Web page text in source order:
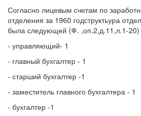
Согласно лицевым счетам по
отделения за 1960 годструктьура
была следующей (Ф. ,оп.2,д.11,л.1-20)
- управляющий- 1
- главный бухгалтер - 1
- старший бухгалтер -1
- заместитель главного бухгалтера - 1
- бухгалтер -1